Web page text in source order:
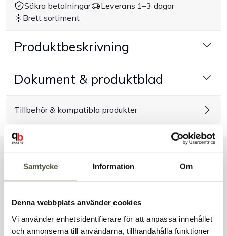
Samtycke Information Om
Denna webbplats använder cookies
Vi använder enhetsidentifierare för att anpassa innehållet
och annonserna till användarna, tillhandahålla funktioner
Varumärken
Outlet
Säkra betalningar
Leverans 1–3 dagar
Brett sortiment
Produktbeskrivning
Dokument & produktblad
Tillbehör & kompatibla produkter
Liknande produkter
Andra kunder tittade även på